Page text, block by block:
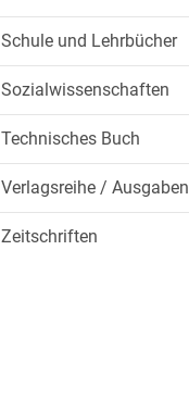
Schule und Lehrbücher
Sozialwissenschaften
Technisches Buch
Verlagsreihe / Ausgaben
Zeitschriften